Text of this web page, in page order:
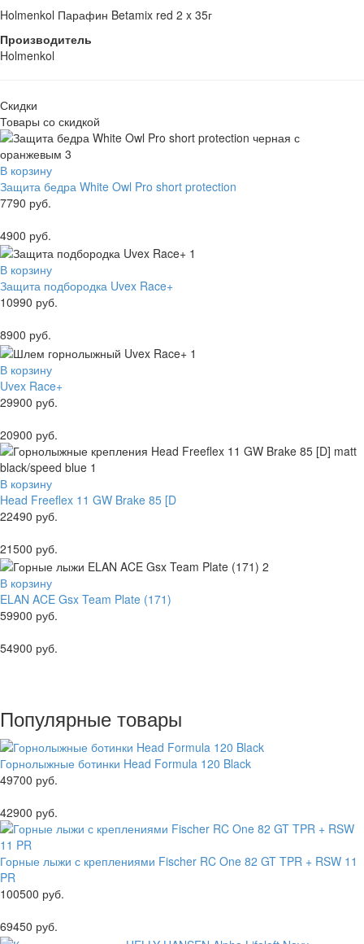
Holmenkol Парафин Betamix red 2 x 35г
Производитель
Holmenkol
Скидки
Товары со скидкой
В корзину
Защита бедра White Owl Pro short protection
7790 руб.
4900 руб.
В корзину
Защита подбородка Uvex Race+
10990 руб.
8900 руб.
В корзину
Uvex Race+
29900 руб.
20900 руб.
В корзину
Head Freeflex 11 GW Brake 85 [D
22490 руб.
21500 руб.
В корзину
ELAN ACE Gsx Team Plate (171)
59900 руб.
54900 руб.
Популярные товары
Горнолыжные ботинки Head Formula 120 Black
49700 руб.
42900 руб.
Горные лыжи с креплениями Fischer RC One 82 GT TPR + RSW 11
PR
100500 руб.
69450 руб.